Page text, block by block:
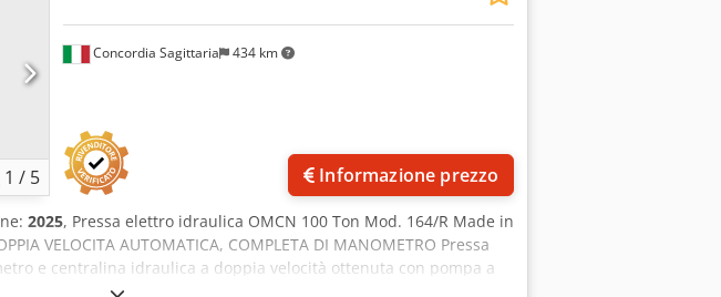
1 / 5
Concordia Sagittaria 434 km
Informazione prezzo
2025, Pressa elettro idraulica OMCN 100 Ton Mod. 164/R Made in
VELOCITA AUTOMATICA, COMPLETA DI MANOMETRO Pressa
e centralina idraulica a doppia velocità ottenuta con pompa a
rapido e con pompa a pistoni assiali per la fase di lavoro. Dotata di